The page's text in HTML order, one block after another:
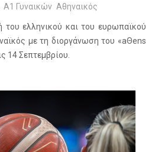
Α1 Γυναικών Αθηναικός
του ελληνικού και του ευρωπαϊκού
με τη διοργάνωση του «aΘens
14 Σεπτεμβρίου.